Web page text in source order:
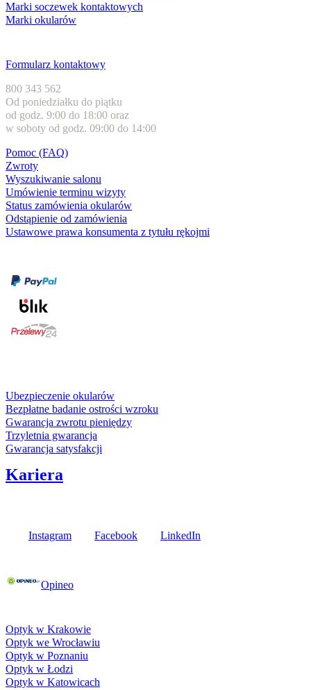
Marki soczewek kontaktowych
Marki okularów
Formularz kontaktowy
800 343 562
Od poniedziałku do piątku
od godz. 9:00 do 18:00 oraz
w soboty od godz. 09:00 do 14:00
Pomoc (FAQ)
Zwroty
Wyszukiwanie salonu
Umówienie terminu wizyty
Status zamówienia okularów
Odstąpienie od zamówienia
Ustawowe prawa konsumenta z tytułu rękojmi
Ubezpieczenie okularów
Bezpłatne badanie ostrości wzroku
Gwarancja zwrotu pieniędzy
Trzyletnia gwarancja
Gwarancja satysfakcji
Kariera
Instagram Facebook LinkedIn
Opineo
Optyk w Krakowie
Optyk we Wrocławiu
Optyk w Poznaniu
Optyk w Łodzi
Optyk w Katowicach